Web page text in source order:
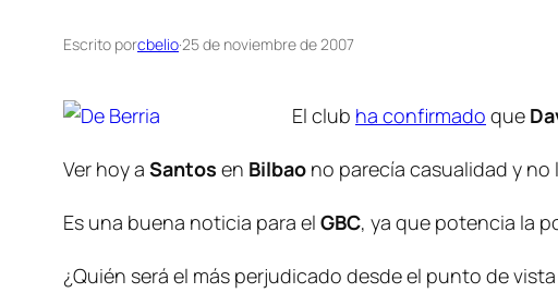
Escrito porcbelio·25 de noviembre de 2007
El club ha confirmado que
Ver hoy a Santos en Bilbao no parecía casualidad y no
Es una buena noticia para el GBC, ya que potencia la
¿Quién será el más perjudicado desde el punto de